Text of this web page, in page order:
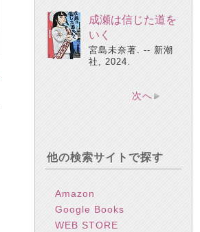
成瀬は信じた道を
いく
宮島未奈著. -- 新潮
社, 2024.
次へ
他の検索サイトで探す
Amazon
Google Books
WEB STORE